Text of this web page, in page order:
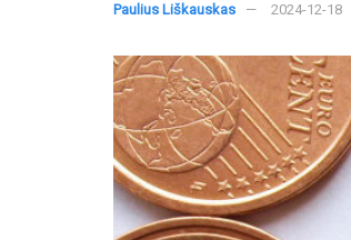
Paulius Liškauskas 2024-12-18